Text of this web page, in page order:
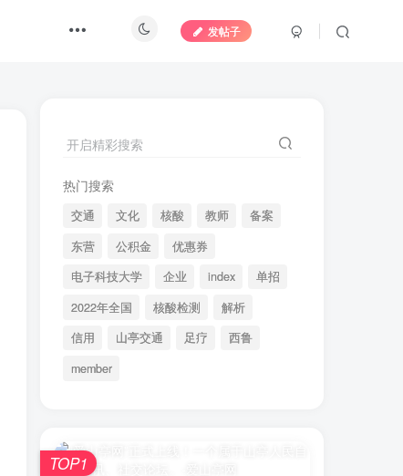
发帖子
开启精彩搜索
热门搜索
交通 文化 核酸 教师
备案
东营
公积金
优惠券
电子科技大学
企业 index
单招
2022年全国
核酸检测
解析
信用
山亭交通 足疗
西鲁
member
TOP1